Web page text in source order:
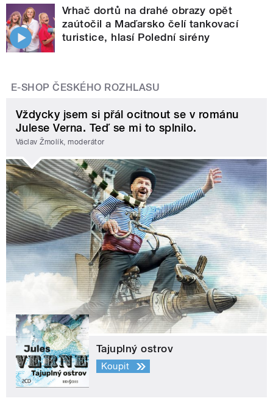
Vrhač dortů na drahé obrazy opět
zaútočil a Maďarsko čelí tankovací
turistice, hlasí Polední sirény
E-SHOP ČESKÉHO ROZHLASU
Vždycky jsem si přál ocitnout se v románu
Julese Verna. Teď se mi to splnilo.
Václav Žmolík, moderátor
Tajuplný ostrov
Koupit